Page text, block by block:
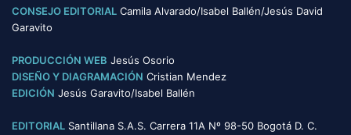
r
s
CONSEJO EDITORIAL Camila Alvarado/Isabel Ballén/Jesús David
Garavito
PRODUCCIÓN WEB Jesús Osorio
DISEÑO Y DIAGRAMACIÓN Cristian Mendez
EDICIÓN Jesús Garavito/Isabel Ballén
EDITORIAL Santillana S.A.S. Carrera 11A Nº 98-50 Bogotá D. C.